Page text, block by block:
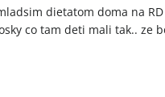
horizonte prístavbu alebo
dietatom doma na
co tam deti mali tak.. ze